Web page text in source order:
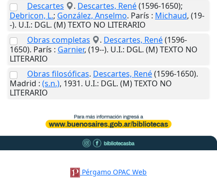
Descartes
. Descartes, René(1596-1650);
Debricon, L.; González, Anselmo. París : Michaud, (19-
-). U.I.: DGL. (M) TEXTO NO LITERARIO
Obras completas
. Descartes, René(1596-
1650). París : Garnier, (19--). U.I.: DGL. (M) TEXTO NO
LITERARIO
Obras filosóficas. Descartes, René(1596-1650).
Madrid : (s.n.), 1931. U.I.: DGL. (M) TEXTO NO
LITERARIO
Pérgamo OPAC Web